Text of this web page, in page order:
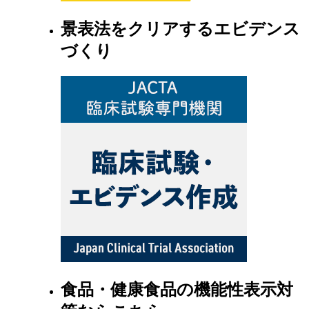
景表法をクリアするエビデンス
づくり
食品・健康食品の機能性表示対